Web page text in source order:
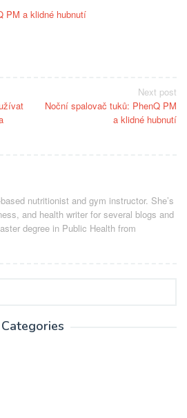
PM a klidné hubnutí
Next post
Noční spalovač tuků: PhenQ PM
a klidné hubnutí
nutritionist and gym instructor. She’s
and health writer for several blogs and
degree in Public Health from
Categories